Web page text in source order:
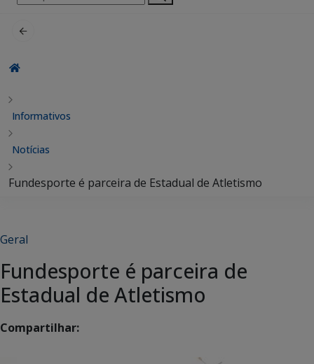
por:
Informativos
Notícias
Fundesporte é parceira de Estadual de Atletismo
Geral
Fundesporte é parceira de
Estadual de Atletismo
Compartilhar: